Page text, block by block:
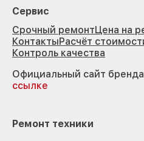
Сервис
Срочный ремонтЦена на
КонтактыРасчёт
Контроль качества
Официальный сайт
ссылке
Ремонт техники